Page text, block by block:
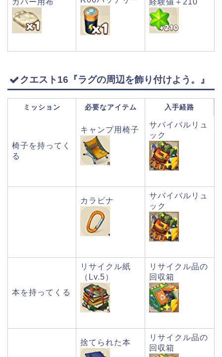
カバー用布 経験値＋210
クエスト16『ラグの周辺を飾り付けよう。』
ミッション 必要なアイテム 入手経路
椅子を持ってく
る
キャンプ用椅子
サバイバルリュ
ック
カラビナ
サバイバルリュ
ック
本を持ってくる
リサイクル紙
（Lv.5）
リサイクル品の
回収箱
捨てられた本
リサイクル品の
回収箱